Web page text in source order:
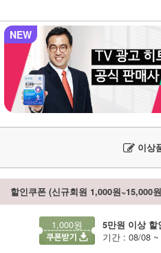
NEW
이상
할인쿠폰 (신규회원 1,000원~15,000
1,000원 5만원 이상 할
기간 : 08/08 ~